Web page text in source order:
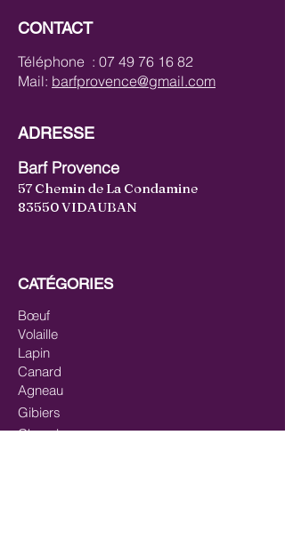
CONTACT
Téléphone : 07 49 76 16 82
Mail: barfprovence@gmail.com
ADRESSE
Barf Provence
57 Chemin de La Condamine
83550 VIDAUBAN
CATÉGORIES
Bœuf
Volaille
Lapin
Canard
Agneau
Gibiers
Cheval